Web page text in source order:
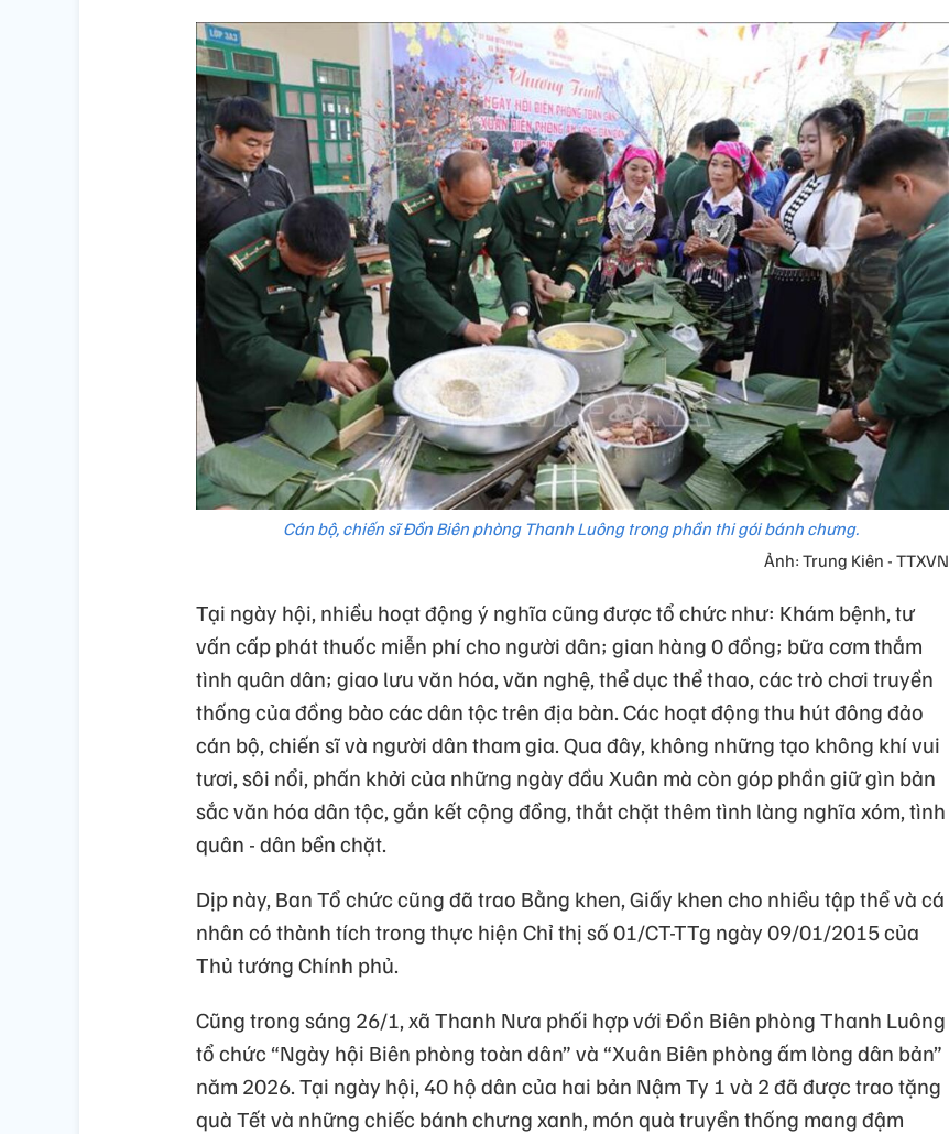
Cán bộ, chiến sĩ Đồn Biên phòng Thanh Luông trong phần thi gói bánh chưng.
Ảnh: Trung Kiên - TTXVN
Tại ngày hội, nhiều hoạt động ý nghĩa cũng được tổ chức như: Khám bệnh, tư
vấn cấp phát thuốc miễn phí cho người dân; gian hàng 0 đồng; bữa cơm thắm
tình quân dân; giao lưu văn hóa, văn nghệ, thể dục thể thao, các trò chơi truyền
thống của đồng bào các dân tộc trên địa bàn. Các hoạt động thu hút đông đảo
cán bộ, chiến sĩ và người dân tham gia. Qua đây, không những tạo không khí vui
tươi, sôi nổi, phấn khởi của những ngày đầu Xuân mà còn góp phần giữ gìn bản
sắc văn hóa dân tộc, gắn kết cộng đồng, thắt chặt thêm tình làng nghĩa xóm, tình
quân - dân bền chặt.
Dịp này, Ban Tổ chức cũng đã trao Bằng khen, Giấy khen cho nhiều tập thể và cá
nhân có thành tích trong thực hiện Chỉ thị số 01/CT-TTg ngày 09/01/2015 của
Thủ tướng Chính phủ.
Cũng trong sáng 26/1, xã Thanh Nưa phối hợp với Đồn Biên phòng Thanh Luông
tổ chức “Ngày hội Biên phòng toàn dân” và “Xuân Biên phòng ấm lòng dân bản”
năm 2026. Tại ngày hội, 40 hộ dân của hai bản Nậm Ty 1 và 2 đã được trao tặng
quà Tết và những chiếc bánh chưng xanh, món quà truyền thống mang đậm